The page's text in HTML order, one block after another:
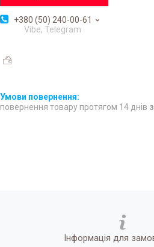
+380 (50) 240-00-61
Vibe, Telegram
повернення товару протягом 14 днів
Інформація для